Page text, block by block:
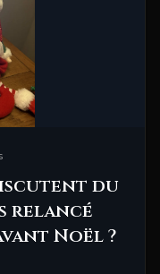
du
relancé
Noël ?